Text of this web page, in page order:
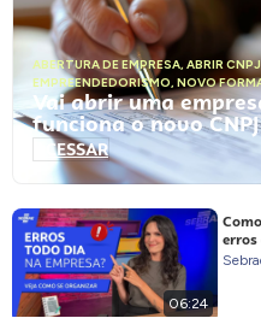
ABERTURA DE EMPRESA, ABRIR CNPJ
EMPREENDEDORISMO, NOVO
Vai abrir uma
funciona o novo
ACESSAR
06:24
erros